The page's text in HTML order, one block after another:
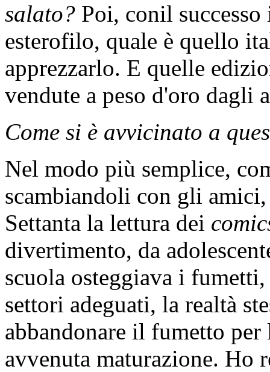
salato? Poi, conil
esterofilo, quale è quello
apprezzarlo. E quelle
vendute a peso d'oro dagli
Come si è avvicinato a
Nel modo più semplice,
scambiandoli con gli
Settanta la lettura dei
divertimento, da
scuola osteggiava i
settori adeguati, la realtà
abbandonare il fumetto
avvenuta maturazione. Ho